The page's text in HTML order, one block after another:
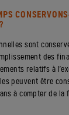
sont
des
relatifs à
peuvent être
à compter de la